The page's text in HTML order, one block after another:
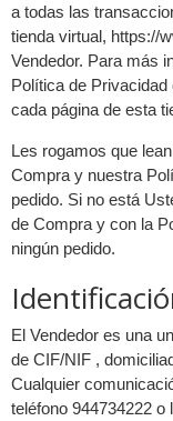
a todas las
tienda virtual, https://
Vendedor. Para más
Política de Privacidad
cada página de esta
Les rogamos que
Compra y nuestra
pedido. Si no está
de Compra y con la
ningún pedido.
El Vendedor es una
de CIF/NIF ,
Cualquier
teléfono 944734222